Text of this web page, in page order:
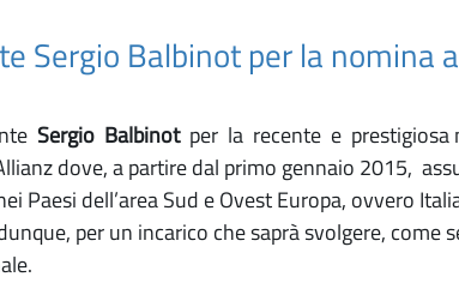
Sergio Balbinot per la nomina
Sergio Balbinot per la recente e prestigiosa
dove, a partire dal primo gennaio 2015,
Paesi dell’area Sud e Ovest Europa, ovvero
per un incarico che saprà svolgere, come